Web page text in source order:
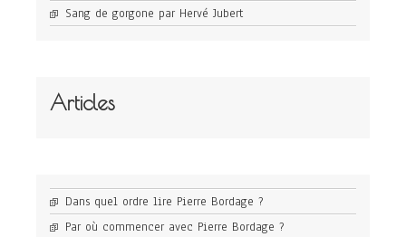
Sang de gorgone par Hervé Jubert
Articles
Dans quel ordre lire Pierre Bordage ?
Par où commencer avec Pierre Bordage ?